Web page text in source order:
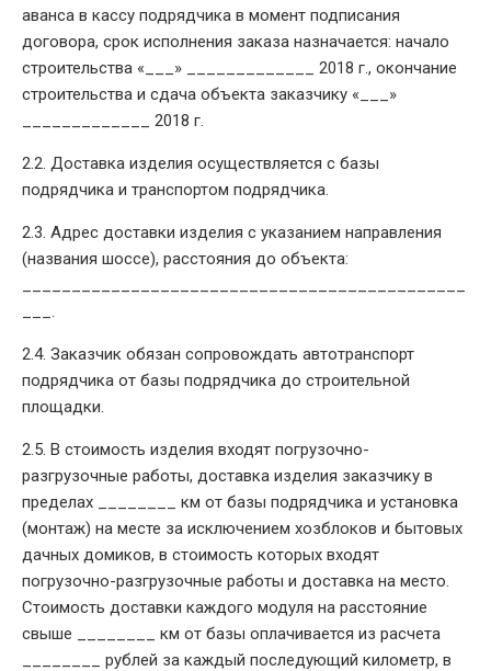
аванса в кассу подрядчика в момент подписания
договора, срок исполнения заказа назначается: начало
строительства «___» _____________ 2018 г., окончание
строительства и сдача объекта заказчику «___»
_____________ 2018 г.
2.2. Доставка изделия осуществляется с базы
подрядчика и транспортом подрядчика.
2.3. Адрес доставки изделия с указанием направления
(названия шоссе), расстояния до объекта:
2.4. Заказчик обязан сопровождать автотранспорт
подрядчика от базы подрядчика до строительной
площадки.
2.5. В стоимость изделия входят погрузочно-
разгрузочные работы, доставка изделия заказчику в
пределах ________ км от базы подрядчика и установка
(монтаж) на месте за исключением хозблоков и бытовых
дачных домиков, в стоимость которых входят
погрузочно-разгрузочные работы и доставка на место.
Стоимость доставки каждого модуля на расстояние
свыше ________ км от базы оплачивается из расчета
________ рублей за каждый последующий километр, в